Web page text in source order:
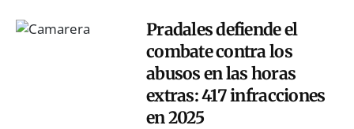
Pradales defiende el
combate contra los
abusos en las horas
extras: 417 infracciones
en 2025